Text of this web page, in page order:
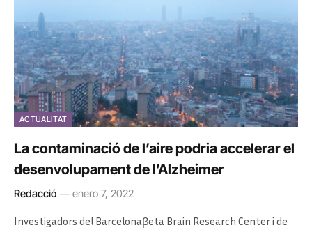
ACTUALITAT
La contaminació de l’aire podria accelerar el
desenvolupament de l’Alzheimer
Redacció enero 7, 2022
Investigadors del Barcelonaβeta Brain Research Center i de